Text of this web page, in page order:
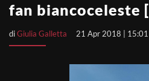
fan biancoceleste
diGiulia Galletta 21 Apr 2018 | 15:01